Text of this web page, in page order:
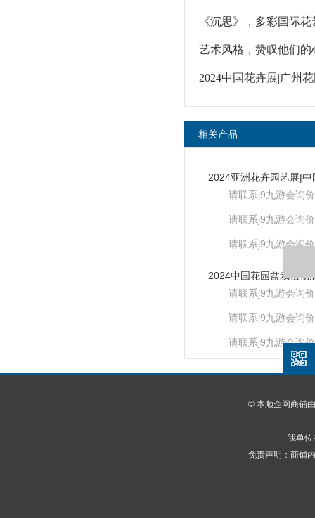
《沉思》，多彩国际
艺术风格，赞叹他们
2024中国花卉展|广州
相关产品
请联系j9九游会询价
请联系j9九游会询价
请联系j9九游会询价
请联系j9九游会询价
请联系j9九游会询价
请联系j9九游会询价
© 本顺企网商铺由
我单位
免责声明：商铺